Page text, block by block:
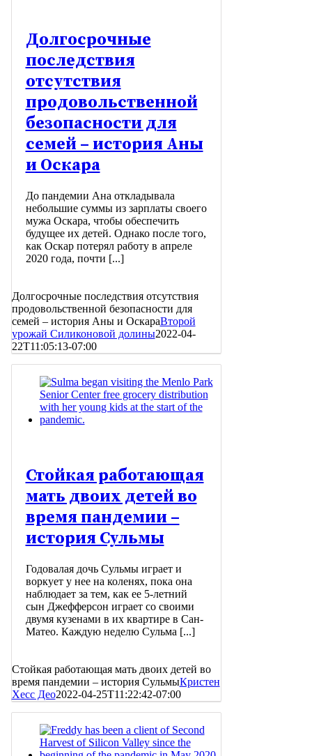
Долгосрочные
последствия
отсутствия
продовольственной
безопасности для
семей – история Аны
и Оскара
До пандемии Ана откладывала
небольшие суммы из зарплаты своего
мужа Оскара, чтобы обеспечить
будущее их детей. Однако после того,
как Оскар потерял работу в апреле
2020 года, почти [...]
Долгосрочные последствия отсутствия
продовольственной безопасности для
семей – история Аны и ОскараВторой
урожай Силиконовой долины2022-04-
22T11:05:13-07:00
Стойкая работающая
мать двоих детей во
время пандемии –
история Сульмы
Годовалая дочь Сульмы играет и
воркует у нее на коленях, пока она
наблюдает за тем, как ее 5-летний
сын Джефферсон играет со своими
двумя кузенами в их квартире в Сан-
Матео. Каждую неделю Сульма [...]
Стойкая работающая мать двоих детей во
время пандемии – история СульмыКристен
Хесс Део2022-04-25T11:22:42-07:00